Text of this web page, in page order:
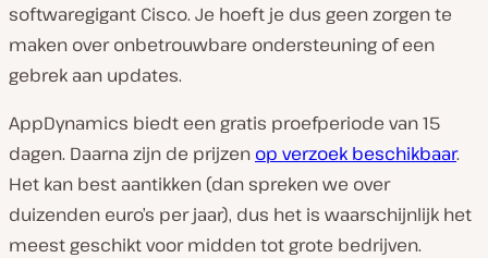
softwaregigant Cisco. Je hoeft je dus geen zorgen te
maken over onbetrouwbare ondersteuning of een
gebrek aan updates.
AppDynamics biedt een gratis proefperiode van 15
dagen. Daarna zijn de prijzen op verzoek beschikbaar.
Het kan best aantikken (dan spreken we over
duizenden euro’s per jaar), dus het is waarschijnlijk het
meest geschikt voor midden tot grote bedrijven.